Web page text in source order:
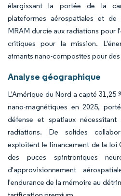
élargissant la portée de la
plateformes aérospatiales et
MRAM durcie aux radiations pour
critiques pour la mission.
aimants nano-composites pour
Analyse géographique
L'Amérique du Nord a capté 31,25
nano-magnétiques en 2025,
défense et spatiaux
radiations. De solides
exploitent le financement de la
des puces spintroniques
d'approvisionnement
l'endurance de la mémoire au